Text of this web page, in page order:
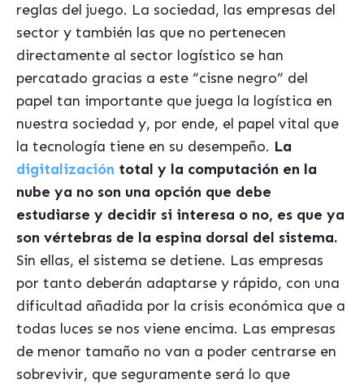
reglas del juego. La sociedad, las empresas del
sector y también las que no pertenecen
directamente al sector logístico se han
percatado gracias a este “cisne negro” del
papel tan importante que juega la logística en
nuestra sociedad y, por ende, el papel vital que
la tecnología tiene en su desempeño. La
digitalización total y la computación en la
nube ya no son una opción que debe
estudiarse y decidir si interesa o no, es que ya
son vértebras de la espina dorsal del sistema.
Sin ellas, el sistema se detiene. Las empresas
por tanto deberán adaptarse y rápido, con una
dificultad añadida por la crisis económica que a
todas luces se nos viene encima. Las empresas
de menor tamaño no van a poder centrarse en
sobrevivir, que seguramente será lo que